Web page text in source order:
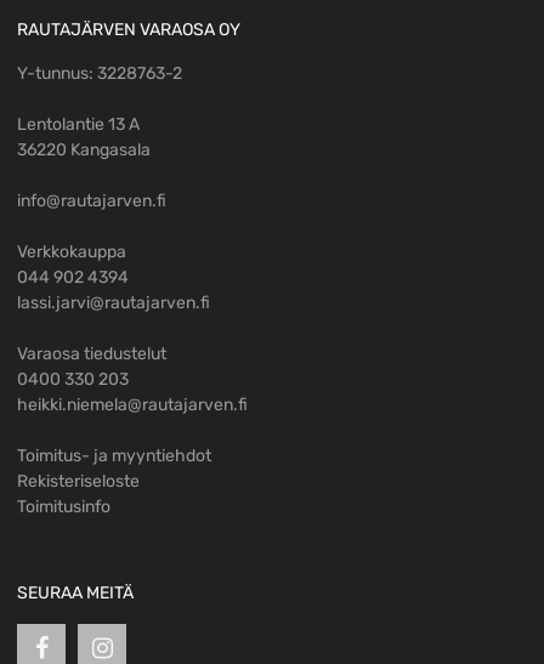
RAUTAJÄRVEN VARAOSA OY
Y-tunnus: 3228763-2
Lentolantie 13 A
36220 Kangasala
info@rautajarven.fi
Verkkokauppa
044 902 4394
lassi.jarvi@rautajarven.fi
Varaosa tiedustelut
0400 330 203
heikki.niemela@rautajarven.fi
Toimitus- ja myyntiehdot
Rekisteriseloste
Toimitusinfo
SEURAA MEITÄ